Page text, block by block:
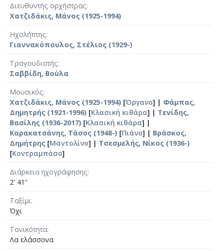
Διευθυντής ορχήστρας
Χατζιδάκις, Μάνος (1925-1994)
Ηχολήπτης
Γιαννακόπουλος, Στέλιος (1929-)
Τραγουδιστής
Σαββίδη, Βούλα
Μουσικός
Χατζιδάκις, Μάνος (1925-1994) [Όργανο] | Φάμπας,
Δημητρής (1921-1996) [Κλασική κιθάρα] | Τενίδης,
Βασίλης (1936-2017) [Κλασική κιθάρα] |
Καρακατσάνης, Τάσος (1948-) [Πιάνο] | Βράσκος,
Δημήτρης [Μαντολίνο] | Τσεσμελής, Νίκος (1936-)
[Κοντραμπάσο]
Διάρκεια ηχογράφησης
2' 41''
Ταξίμι
Όχι
Τονικότητα
Λα ελάσσονα